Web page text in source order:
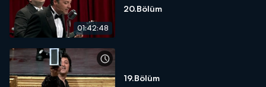
01:42:48
20.Bölüm
19.Bölüm